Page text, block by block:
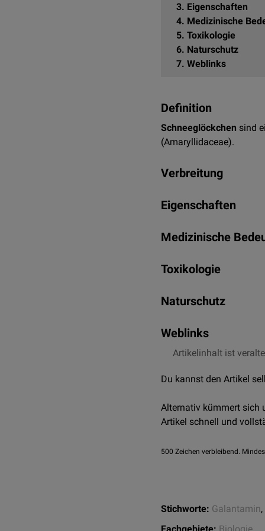
3 Eigenschaften
4 Medizinische
5 Toxikologie
6 Naturschutz
7 Weblinks
Definition
Schneeglöckchen sind
(Amaryllidaceae).
Verbreitung
Arten unterschieden, in
Eigenschaften
April. Schneeglöckchen
Samenkapsel.
Medizinische
Toxikologie
Symptomewie
eine Flüssigkeitsgabe,
Naturschutz
geschützt. Auf der
als stark gefährdet.
Weblinks
Flora Germanica
;
Artikelinhalt ist
Du kannst den Artikel
Alternativ kümmert sich
Artikel schnell und
500 Zeichen verbleibend.
Stichworte: Galantamin,